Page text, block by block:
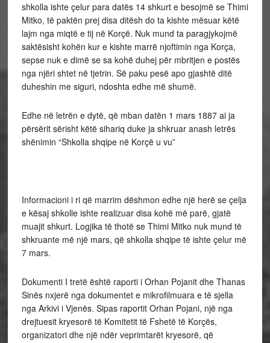
shkolla ishte çelur para datës 14 shkurt e besojmë se Thimi
Mitko, të paktën prej disa ditësh do ta kishte mësuar këtë
lajm nga miqtë e tij në Korçë. Nuk mund ta paragjykojmë
saktësisht kohën kur e kishte marrë njoftimin nga Korça,
sepse nuk e dimë se sa kohë duhej për mbritjen e postës
nga njëri shtet në tjetrin. Së paku pesë apo gjashtë ditë
duheshin me siguri, ndoshta edhe më shumë.
Edhe në letrën e dytë, që mban datën 1 mars 1887 ai ja
përsërit sërisht këtë sihariq duke ja shkruar anash letrës
shënimin “Shkolla shqipe në Korçë u vu”
Informacioni i ri që marrim dëshmon edhe një herë se çelja
e kësaj shkolle ishte realizuar disa kohë më parë, gjatë
muajit shkurt. Logjika të thotë se Thimi Mitko nuk mund të
shkruante më një mars, që shkolla shqipe të ishte çelur më
7 mars.
Dokumenti I tretë është raporti i Orhan Pojanit dhe Thanas
Sinës nxjerë nga dokumentet e mikrofilmuara e të sjella
nga Arkivi i Vjenës. Sipas raportit Orhan Pojani, një nga
drejtuesit kryesorë të Komitetit të Fshetë të Korçës,
organizatori dhe një ndër veprimtarët kryesorë, që